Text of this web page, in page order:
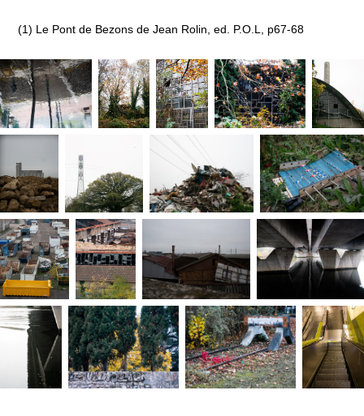
(1) Le Pont de Bezons de Jean Rolin, ed. P.O.L, p67-68